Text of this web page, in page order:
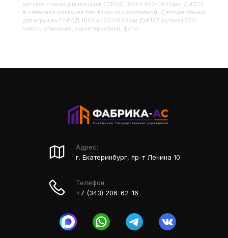
Детская стенка для игрушек ГОРОД 1800*420*1620мм ДИП27
в интернет-магазине fabrika-ac.ru с доставкой. Детская стенка
для игрушек ГОРОД 1800*420*1620мм ДИП27, артикул 250:
читать описание, характеристики, фото
Адрес:
г. Екатеринбург, пр-т Ленина 10
Телефон:
+7 (343) 206-62-16